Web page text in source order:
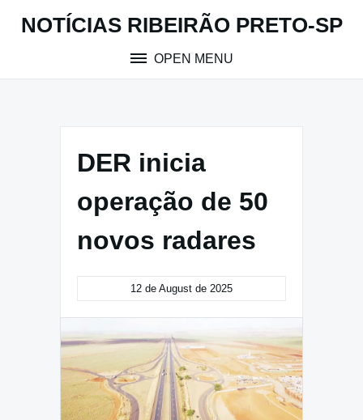
NOTÍCIAS RIBEIRÃO PRETO-SP
OPEN MENU
DER inicia
operação de 50
novos radares
12 de August de 2025